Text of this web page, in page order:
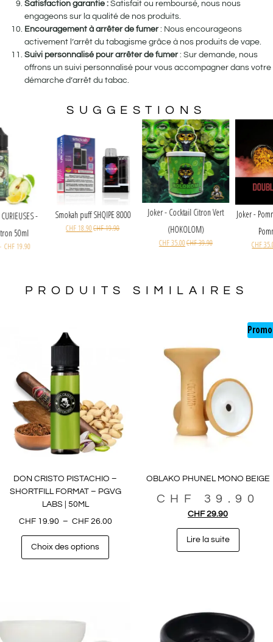
Satisfaction garantie : Satisfait ou remboursé, nous nous
engageons sur la qualité de nos produits.
Encouragement à arrêter de fumer: Nous encourageons
activement l’arrêt du tabagisme grâce à nos produits de vape.
Suivi personnalisé pour arrêter de fumer: Sur demande, nous
offrons un suivi personnalisé pour vous accompagner dans votre
démarche d’arrêt du tabac.
SUGGESTIONS
Joker - Cocktail Citron Vert
(HOKOLOM)
CHF35.00
Smokah puff SHQIPE 8000
CHF18.90
POTIONS CURIEUSES -
Pomme Citron 50ml
–
CHF26.00
PRODUITS SIMILAIRES
DON CRISTO PISTACHIO –
SHORTFILL FORMAT – PGVG
LABS | 50ML
CHF19.90 – CHF26.00
Choix des options
OBLAKO PHUNEL MONO BEIGE
CHF 39.90
CHF29.90
Lire la suite